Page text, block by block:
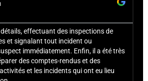
de
été très
lieu
je suis extrêmement satisfait
agent de sécurité et je
pour des missions futures de
été un atout pour notre
maintenir un haut niveau de